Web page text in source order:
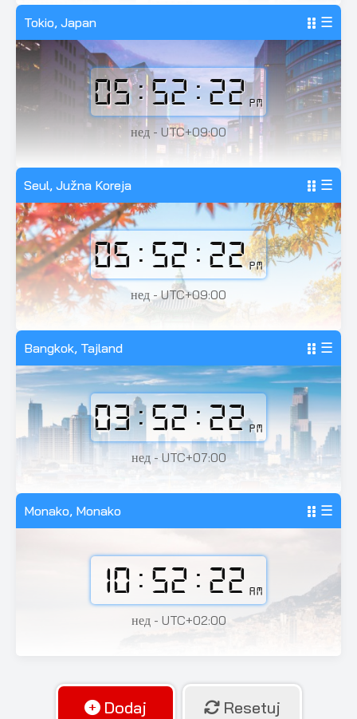
Tokio, Japan ☰
05:52:24 PM
нед - UTC+09:00
Seul, Južna Koreja ☰
05:52:24PM
нед - UTC+09:00
Bangkok, Tajland ☰
03:52:24 PM
нед - UTC+07:00
Monako, Monako ☰
10:52:24 AM
нед - UTC+02:00
Dodaj Resetuj